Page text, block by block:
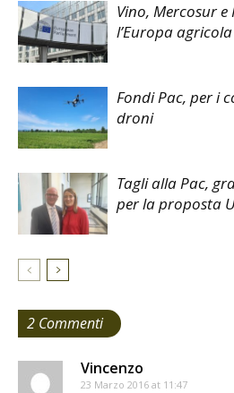
Vino, Mercosur e
l’Europa
Fondi Pac, per i
droni
Tagli alla Pac,
per la proposta
2 Commenti
Vincenzo
23 Marzo 2016 at 11:47